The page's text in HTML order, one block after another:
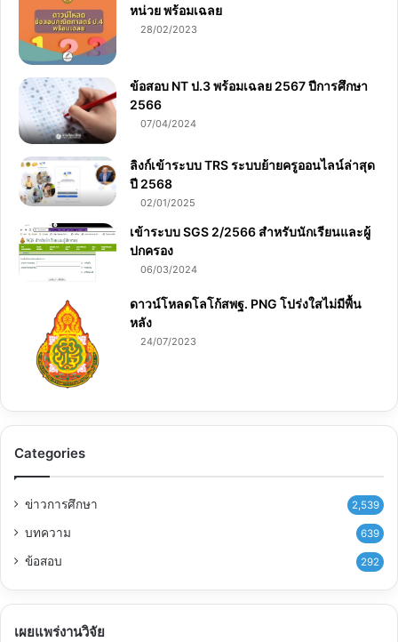
หน่วย พร้อมเฉลย
28/02/2023
ข้อสอบ NT ป.3 พร้อมเฉลย 2567 ปีการศึกษา
2566
07/04/2024
ลิงก์เข้าระบบ TRS ระบบย้ายครูออนไลน์ล่าสุด
ปี 2568
02/01/2025
เข้าระบบ SGS 2/2566 สำหรับนักเรียนและผู้
ปกครอง
06/03/2024
ดาวน์โหลดโลโก้สพฐ. PNG โปร่งใสไม่มีพื้น
หลัง
24/07/2023
Categories
ข่าวการศึกษา 2,539
บทความ 639
ข้อสอบ 292
เผยแพร่งานวิจัย